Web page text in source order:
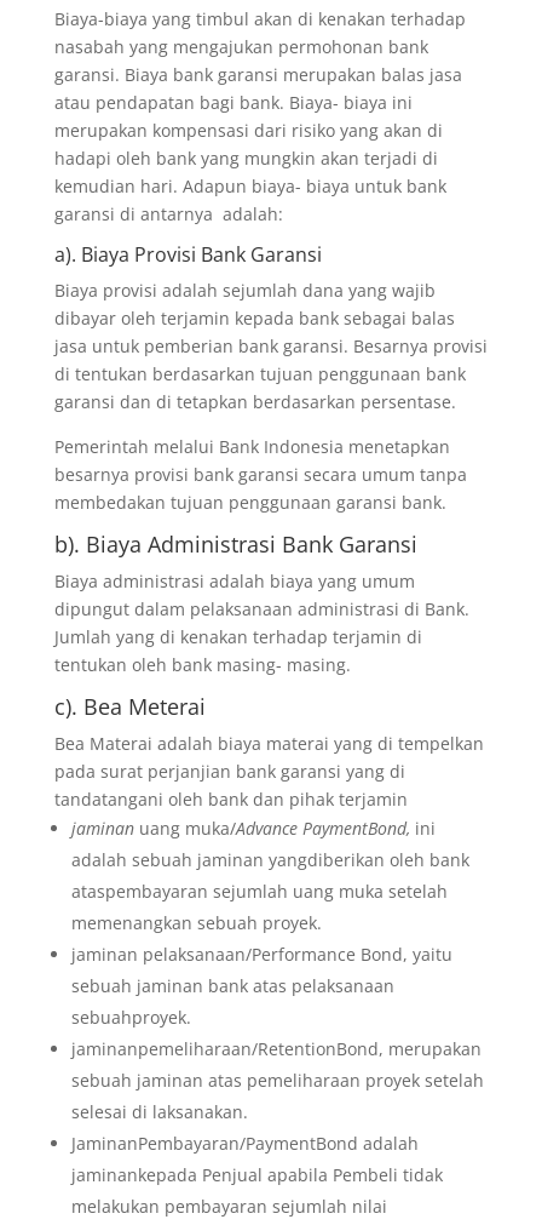
Biaya-biaya yang timbul akan di kenakan terhadap
nasabah yang mengajukan permohonan bank
garansi. Biaya bank garansi merupakan balas jasa
atau pendapatan bagi bank. Biaya- biaya ini
merupakan kompensasi dari risiko yang akan di
hadapi oleh bank yang mungkin akan terjadi di
kemudian hari. Adapun biaya- biaya untuk bank
garansi di antarnya adalah:
a). Biaya Provisi Bank Garansi
Biaya provisi adalah sejumlah dana yang wajib
dibayar oleh terjamin kepada bank sebagai balas
jasa untuk pemberian bank garansi. Besarnya provisi
di tentukan berdasarkan tujuan penggunaan bank
garansi dan di tetapkan berdasarkan persentase.
Pemerintah melalui Bank Indonesia menetapkan
besarnya provisi bank garansi secara umum tanpa
membedakan tujuan penggunaan garansi bank.
b). Biaya Administrasi Bank Garansi
Biaya administrasi adalah biaya yang umum
dipungut dalam pelaksanaan administrasi di Bank.
Jumlah yang di kenakan terhadap terjamin di
tentukan oleh bank masing- masing.
c). Bea Meterai
Bea Materai adalah biaya materai yang di tempelkan
pada surat perjanjian bank garansi yang di
tandatangani oleh bank dan pihak terjamin
jaminan uang muka/Advance PaymentBond, ini
adalah sebuah jaminan yangdiberikan oleh bank
ataspembayaran sejumlah uang muka setelah
memenangkan sebuah proyek.
jaminan pelaksanaan/Performance Bond, yaitu
sebuah jaminan bank atas pelaksanaan
sebuahproyek.
jaminanpemeliharaan/RetentionBond, merupakan
sebuah jaminan atas pemeliharaan proyek setelah
selesai di laksanakan.
JaminanPembayaran/PaymentBond adalah
jaminankepada Penjual apabila Pembeli tidak
melakukan pembayaran sejumlah nilai